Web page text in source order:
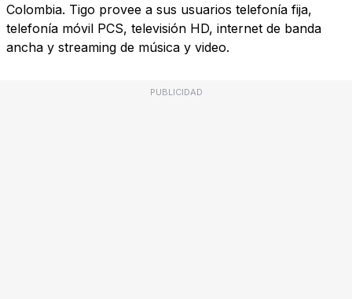
Colombia. Tigo provee a sus usuarios telefonía fija,
telefonía móvil PCS, televisión HD, internet de banda
ancha y streaming de música y video.
PUBLICIDAD